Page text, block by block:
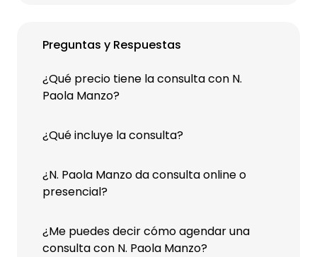
Preguntas y Respuestas
¿Qué precio tiene la consulta con N.
Paola Manzo?
¿Qué incluye la consulta?
¿N. Paola Manzo da consulta online o
presencial?
¿Me puedes decir cómo agendar una
consulta con N. Paola Manzo?